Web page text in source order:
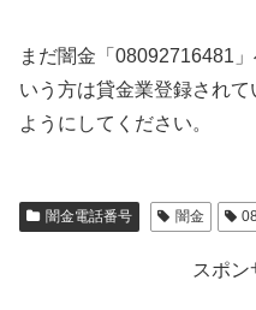
まだ闇金「08092716481
いう方は貸金業登録され
ようにしてください。
闇金電話番号 闇金
スポン